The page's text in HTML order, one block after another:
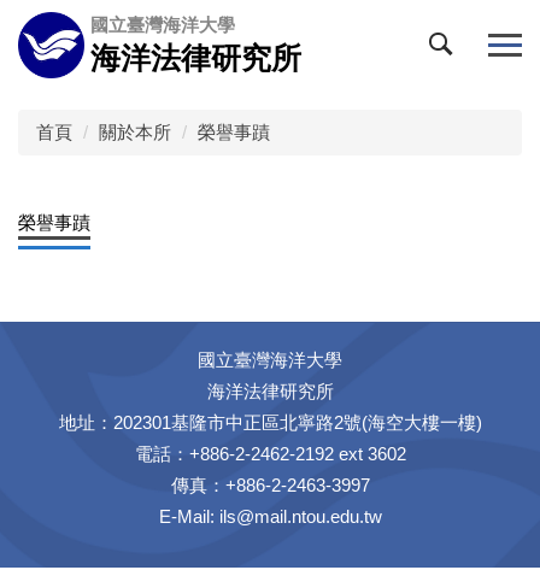
跳
到
主
國立臺灣海洋大學
海洋法律研究所
首頁 關於本所 榮譽事蹟
榮譽事蹟
國立臺灣海洋大學
海洋法律研究所
地址：202301基隆市中正區北寧路2號(海空大樓一樓)
電話：+886-2-2462-2192 ext 3602
傳真：+886-2-2463-3997
E-Mail: ils@mail.ntou.edu.tw